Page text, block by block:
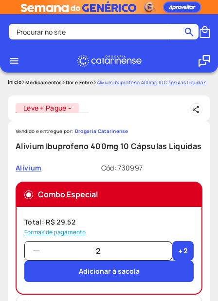
Procurar no site
1
2º
medley
4º
protetor solar facial
5º
shampoo
6º
tadalafila
9
desodorante
10º protetor solar
Medicamentos Dor e Febre Alivium Ibuprofeno 400mg 10 Cápsulas Líquidas
Leve + Pague -
Alivium Ibuprofeno 400mg 10 Cápsulas Líquidas
Alivium Cód:730997
Vendido e entregue por: Drogaria Catarinense
Combo Especial
Total: R$ 29,52
Formas de pagamento
+2
Adicionar à sacola